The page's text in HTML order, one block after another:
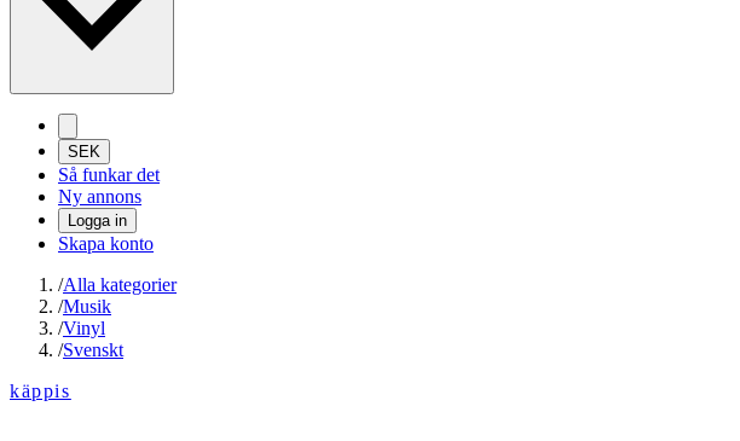
SEK
Så funkar det
Ny annons
Logga in
Skapa konto
/Alla kategorier
/Musik
/Vinyl
/Svenskt
käppis